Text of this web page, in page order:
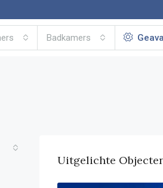
Badkamers
Uitgelichte